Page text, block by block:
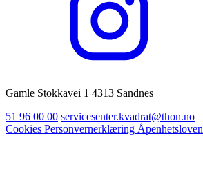
Gamle Stokkavei 1 4313 Sandnes
51 96 00 00 servicesenter.kvadrat@thon.no
Cookies Personvernerklæring Åpenhetsloven